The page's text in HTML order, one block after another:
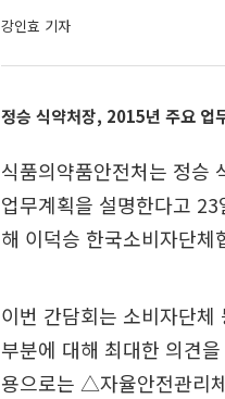
강인효 기자
정승 식약처장, 2015년 주요 업
식품의약품안전처는 정승
업무계획을 설명한다고
해 이덕승 한국소비자단
이번 간담회는 소비자단
부분에 대해 최대한 의견
용으로는 △자율안전관리